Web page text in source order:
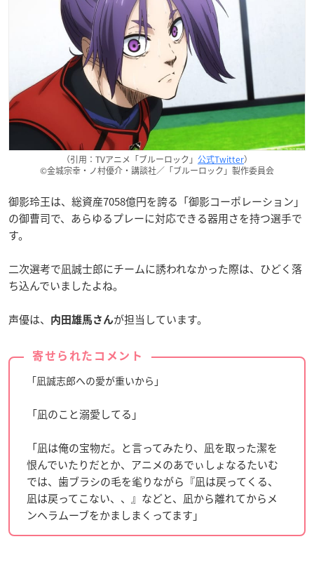
（引用：TVアニメ「ブルーロック」 公式Twitter）
©金城宗幸・ノ村優介・講談社／「ブルーロック」製作委員会
御影玲王は、総資産7058億円を誇る「御影コーポレーション」
の御曹司で、あらゆるプレーに対応できる器用さを持つ選手で
す。
二次選考で凪誠士郎にチームに誘われなかった際は、ひどく落
ち込んでいましたよね。
声優は、 内田雄馬さんが担当しています。
寄せられたコメント
「凪誠志郎への愛が重いから」
「凪のこと溺愛してる」
「凪は俺の宝物だ。と言ってみたり、凪を取った潔を
恨んでいたりだとか、アニメのあでぃしょなるたいむ
では、歯ブラシの毛を毟りながら『凪は戻ってくる、
凪は戻ってこない、、』などと、凪から離れてからメ
ンヘラムーブをかましまくってます」